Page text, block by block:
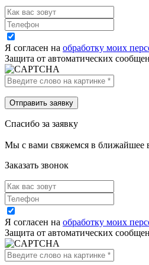
Я согласен на обработку моих
Защита от автоматических
Спасибо за заявку
Мы с вами свяжемся в ближайшее
Заказать звонок
Я согласен на обработку моих
Защита от автоматических